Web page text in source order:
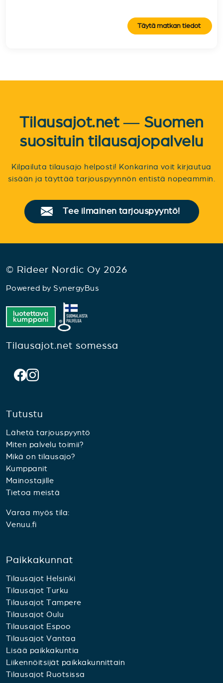
Täytä matkan tiedot
Tilausajot.net — Suomen
suosituin tilausajopalvelu
Kilpailuta tilausajo helposti! Konkarina voit kirjautua
sisään ja täyttää tarjouspyynnön entistä nopeammin.
Tee ilmainen tarjouspyyntö!
© Rideer Nordic Oy 2026
Powered by SynergyBus
Tilausajot.net somessa
Tutustu
Lähetä tarjouspyyntö
Miten palvelu toimii?
Mikä on tilausajo?
Kumppanit
Mainostajille
Tietoa meistä
Varaa myös tila:
Venuu.fi
Paikkakunnat
Tilausajot Helsinki
Tilausajot Turku
Tilausajot Tampere
Tilausajot Oulu
Tilausajot Espoo
Tilausajot Vantaa
Lisää paikkakuntia
Liikennöitsijät paikkakunnittain
Tilausajot Ruotsissa